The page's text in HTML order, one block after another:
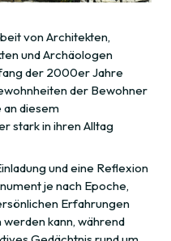
von Architekten,
und Archäologen
der 2000er Jahre
der Bewohner
an diesem
stark in ihren Alltag
und eine Reflexion
je nach Epoche,
Erfahrungen
kann, während